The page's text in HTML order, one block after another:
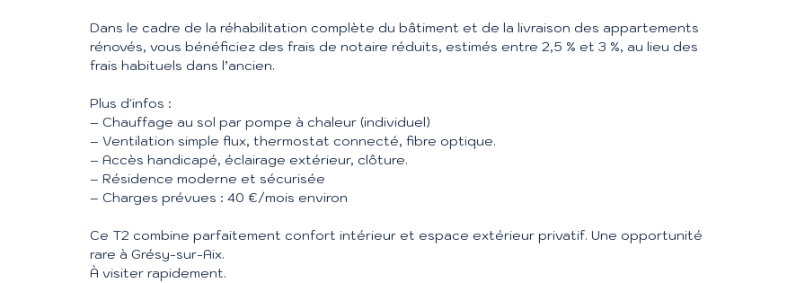
Dans le cadre de la réhabilitation complète du bâtiment et de la livraison des appartements
rénovés, vous bénéficiez des frais de notaire réduits, estimés entre 2,5 % et 3 %, au lieu des
frais habituels dans l’ancien.
Plus d'infos :
– Chauffage au sol par pompe à chaleur (individuel)
– Ventilation simple flux, thermostat connecté, fibre optique.
– Accès handicapé, éclairage extérieur, clôture.
– Résidence moderne et sécurisée
– Charges prévues : 40 €/mois environ
Ce T2 combine parfaitement confort intérieur et espace extérieur privatif. Une opportunité
rare à Grésy-sur-Aix.
À visiter rapidement.